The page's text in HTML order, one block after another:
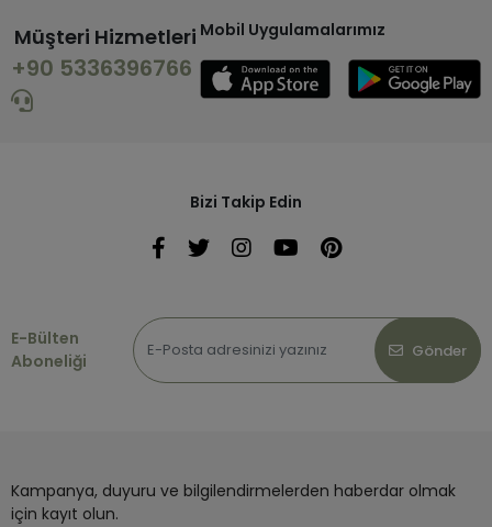
Müşteri Hizmetleri
+90 5336396766
Mobil Uygulamalarımız
Bizi Takip Edin
E-Bülten
Aboneliği
Gönder
Kampanya, duyuru ve bilgilendirmelerden haberdar olmak
için kayıt olun.